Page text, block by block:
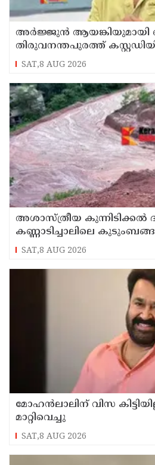
അർജ്ജുൻ ആയങ്കിയുമായി
തിരുവനന്തപുരത്ത്
SAT,8 AUG 2026
അശാസ്ത്രീയ കുന്നിടിക്കൽ
കണ്ണാടിച്ചാലിലെ
SAT,8 AUG 2026
മോഹൻലാലിന് വിസ
മാറ്റിവെച്ചു
SAT,8 AUG 2026